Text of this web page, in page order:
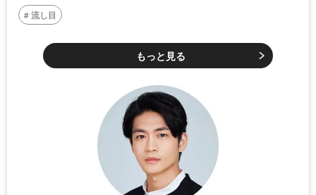
流し目
もっと見る